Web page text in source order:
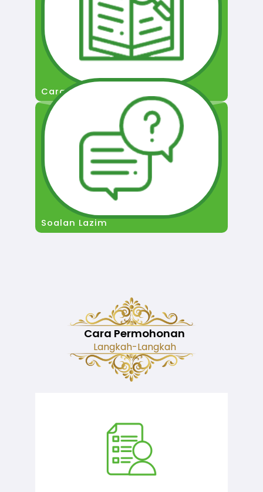
Cara Permohonan
Soalan Lazim
Cara Permohonan
Langkah-Langkah
Semakan ke atas sejarah permohonan
yang pernah dibuat oleh pemohon,